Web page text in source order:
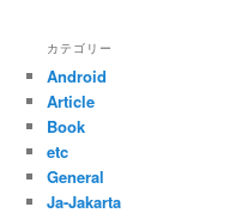
カテゴリー
Android
Article
Book
etc
General
Ja-Jakarta